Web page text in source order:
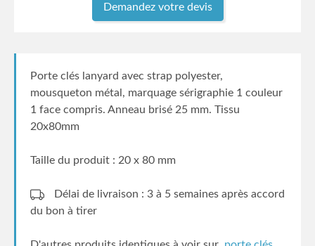
Demandez votre devis
Porte clés lanyard avec strap polyester,
mousqueton métal, marquage sérigraphie 1 couleur
1 face compris. Anneau brisé 25 mm. Tissu
20x80mm
Taille du produit : 20 x 80 mm
Délai de livraison : 3 à 5 semaines après accord
du bon à tirer